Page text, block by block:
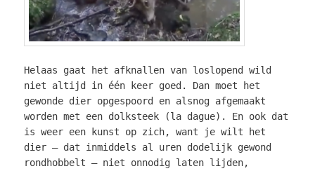
Helaas gaat het afknallen van loslopend wild
niet altijd in één keer goed. Dan moet het
gewonde dier opgespoord en alsnog afgemaakt
worden met een dolksteek (la dague). En ook dat
is weer een kunst op zich, want je wilt het
dier – dat inmiddels al uren dodelijk gewond
rondhobbelt – niet onnodig laten lijden,